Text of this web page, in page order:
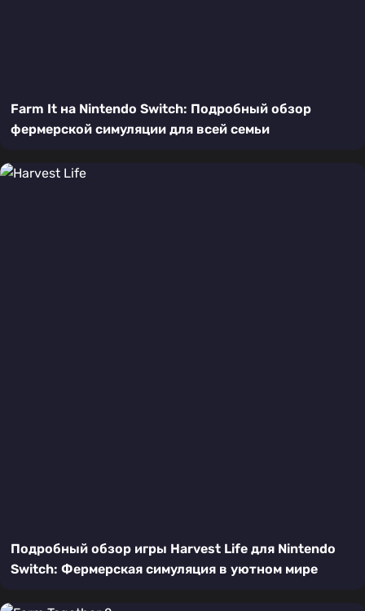
Farm It на Nintendo Switch: Подробный обзор
фермерской симуляции для всей семьи
Подробный обзор игры Harvest Life для Nintendo
Switch: Фермерская симуляция в уютном мире